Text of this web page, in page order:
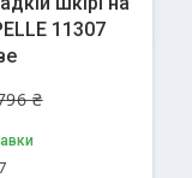
11307
₴